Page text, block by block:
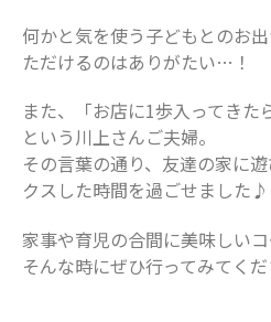
何かと気を使う子どもとのお
ただけるのはありがたい…！
また、「お店に1歩入ってきた
という川上さんご夫婦。
その言葉の通り、友達の家に
クスした時間を過ごせました♪
家事や育児の合間に美味しい
そんな時にぜひ行ってみてくだ